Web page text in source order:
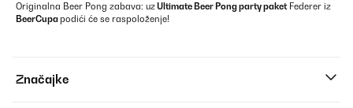
Originalna Beer Pong zabava: uzUltimate Beer Pong party paketFederer iz
BeerCupapodići će se raspoloženje!
Značajke